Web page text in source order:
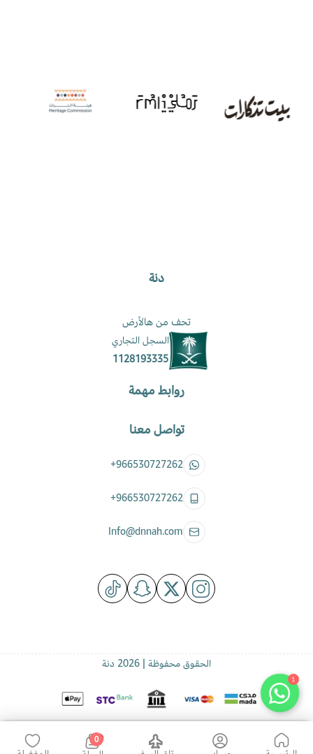
دنة
تحف من هالأرض
السجل التجاري
1128193335
روابط مهمة
تواصل معنا
+966530727262
+966530727262
Info@dnnah.com
الحقوق محفوظة | 2026 دنة
1
0